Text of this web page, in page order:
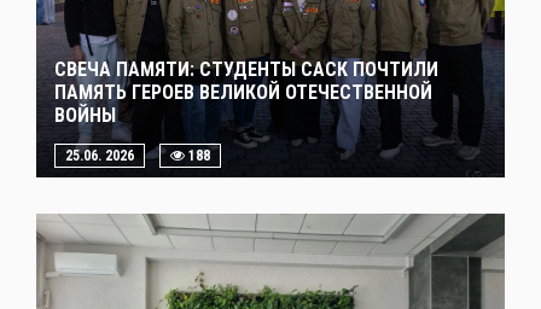
СВЕЧА ПАМЯТИ: СТУДЕНТЫ САСК ПОЧТИЛИ
ПАМЯТЬ ГЕРОЕВ ВЕЛИКОЙ ОТЕЧЕСТВЕННОЙ
ВОЙНЫ
25.06. 2026 188